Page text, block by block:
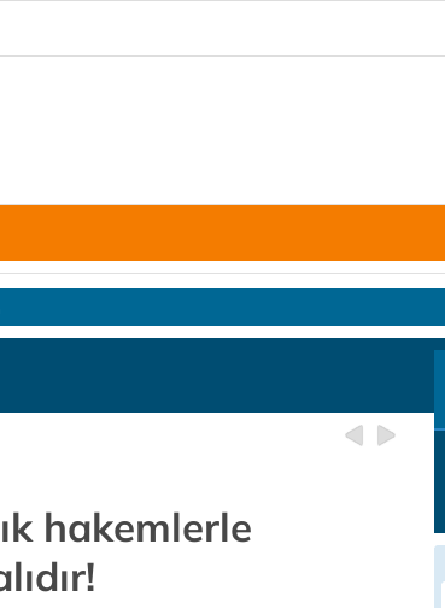
hakemlerle